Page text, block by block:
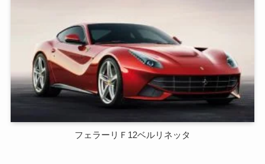
フェラーリＦ12ベルリネッタ